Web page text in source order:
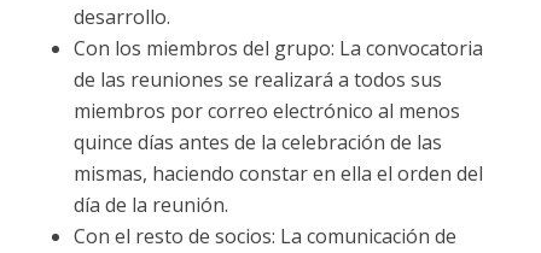
desarrollo.
Con los miembros del grupo: La convocatoria
de las reuniones se realizará a todos sus
miembros por correo electrónico al menos
quince días antes de la celebración de las
mismas, haciendo constar en ella el orden del
día de la reunión.
Con el resto de socios: La comunicación de